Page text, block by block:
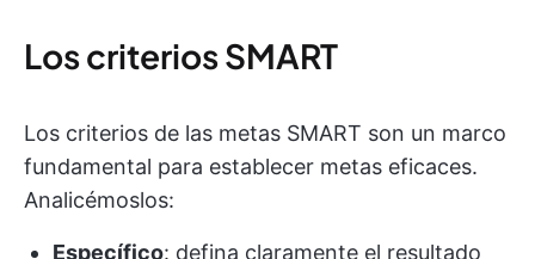
Los criterios SMART
Los criterios de las metas SMART son un marco
fundamental para establecer metas eficaces.
Analicémoslos:
Específico: defina claramente el resultado